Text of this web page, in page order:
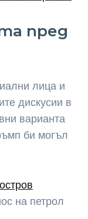
пред
лица и
дискусии в
варианта
би могъл
остров
на петрол